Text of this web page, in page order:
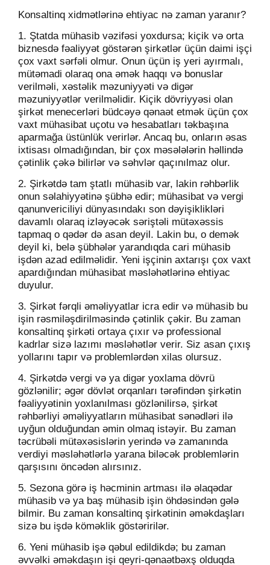
Konsaltinq xidmətlərinə ehtiyac nə zaman yaranır?
1. Ştatda mühasib vəzifəsi yoxdursa; kiçik və orta
biznesdə fəaliyyət göstərən şirkətlər üçün daimi işçi
çox vaxt sərfəli olmur. Onun üçün iş yeri ayırmalı,
mütəmadi olaraq ona əmək haqqı və bonuslar
verilməli, xəstəlik məzuniyyəti və digər
məzuniyyətlər verilməlidir. Kiçik dövriyyəsi olan
şirkət menecerləri büdcəyə qənaət etmək üçün çox
vaxt mühasibat uçotu və hesabatları təkbaşına
aparmağa üstünlük verirlər. Ancaq bu, onların əsas
ixtisası olmadığından, bir çox məsələlərin həllində
çətinlik çəkə bilirlər və səhvlər qaçınılmaz olur.
2. Şirkətdə tam ştatlı mühasib var, lakin rəhbərlik
onun səlahiyyətinə şübhə edir; mühasibat və vergi
qanunvericiliyi dünyasındakı son dəyişiklikləri
davamlı olaraq izləyəcək səriştəli mütəxəssis
tapmaq o qədər də asan deyil. Lakin bu, o demək
deyil ki, belə şübhələr yarandıqda cari mühasib
işdən azad edilməlidir. Yeni işçinin axtarışı çox vaxt
apardığından mühasibat məsləhətlərinə ehtiyac
duyulur.
3. Şirkət fərqli əməliyyatlar icra edir və mühasib bu
işin rəsmiləşdirilməsində çətinlik çəkir. Bu zaman
konsaltinq şirkəti ortaya çıxır və professional
kadrlar sizə lazımı məsləhətlər verir. Siz asan çıxış
yollarını tapır və problemlərdən xilas olursuz.
4. Şirkətdə vergi və ya digər yoxlama dövrü
gözlənilir; əgər dövlət orqanları tərəfindən şirkətin
fəaliyyətinin yoxlanılması gözlənilirsə, şirkət
rəhbərliyi əməliyyatların mühasibat sənədləri ilə
uyğun olduğundan əmin olmaq istəyir. Bu zaman
təcrübəli mütəxəsislərin yerində və zamanında
verdiyi məsləhətlərlə yarana biləcək problemlərin
qarşısını öncədən alırsınız.
5. Sezona görə iş həcminin artması ilə əlaqədar
mühasib və ya baş mühasib işin öhdəsindən gələ
bilmir. Bu zaman konsaltinq şirkətinin əməkdaşları
sizə bu işdə köməklik göstəririlər.
6. Yeni mühasib işə qəbul edildikdə; bu zaman
əvvəlki əməkdaşın işi qeyri-qənaətbəxş olduqda